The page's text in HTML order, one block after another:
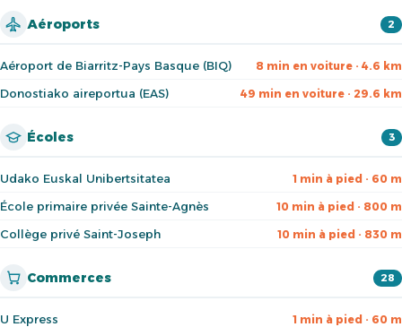
Aéroports 2
Aéroport de Biarritz-Pays Basque (BIQ) 8 min en voiture · 4.6 km
Donostiako aireportua (EAS) 49 min en voiture · 29.6 km
Écoles 3
Udako Euskal Unibertsitatea 1 min à pied · 60 m
École primaire privée Sainte-Agnès 10 min à pied · 800 m
Collège privé Saint-Joseph 10 min à pied · 830 m
Commerces 28
U Express 1 min à pied · 60 m